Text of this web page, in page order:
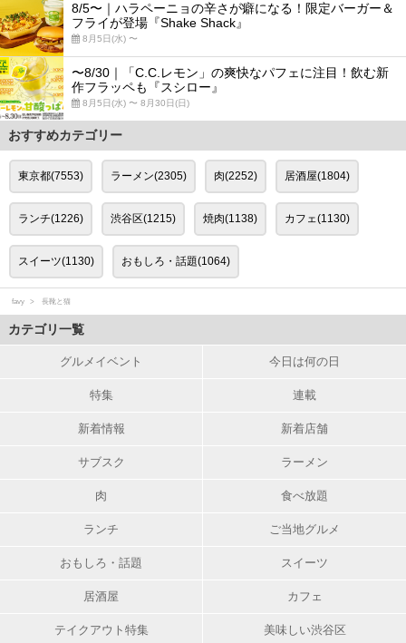
8/5〜｜ハラペーニョの辛さが癖になる！限定バーガー＆
フライが登場『Shake Shack』
8月5日(水) 〜
〜8/30｜「C.C.レモン」の爽快なパフェに注目！飲む新
作フラッペも『スシロー』
8月5日(水) 〜 8月30日(日)
おすすめカテゴリー
東京都(7553) ラーメン(2305) 肉(2252) 居酒屋(1804)
ランチ(1226) 渋谷区(1215) 焼肉(1138) カフェ(1130)
スイーツ(1130) おもしろ・話題(1064)
favy 長靴と猫
カテゴリ一覧
グルメイベント 今日は何の日
特集 連載
新着情報 新着店舗
サブスク ラーメン
肉 食べ放題
ランチ ご当地グルメ
おもしろ・話題 スイーツ
居酒屋 カフェ
テイクアウト特集 美味しい渋谷区